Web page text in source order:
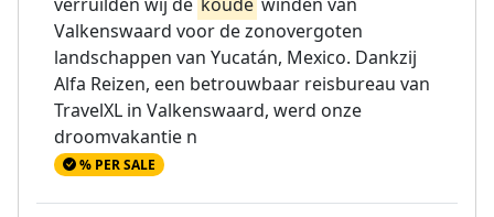
Valkenswaard voor de zonovergoten
landschappen van Yucatán, Mexico. Dankzij
Alfa Reizen, een betrouwbaar reisbureau van
TravelXL in Valkenswaard, werd onze
droomvakantie n
% PER SALE